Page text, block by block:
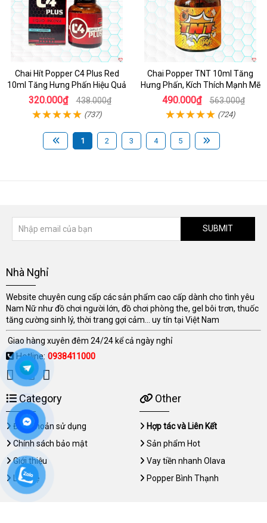
Chai Hít Popper C4 Plus Red
10ml Tăng Hưng Phấn Hiệu Quả
320.000₫ 438.000₫
(737)
Chai Popper TNT 10ml Tăng
Hưng Phấn, Kích Thích Mạnh Mẽ
490.000₫ 563.000₫
(724)
1 2 3 4 5
SUBMIT
Nhà Nghỉ
Website chuyên cung cấp các sản phẩm cao cấp dành cho tình yêu
Nam Nữ như đồ chơi người lớn, đồ chơi phòng the, gel bôi trơn, thuốc
tăng cường sinh lý, thời trang gợi cảm... uy tín tại Việt Nam
Giao hàng xuyên đêm 24/24 kể cả ngày nghỉ
Hotline: 0938411000
Category
Điều khoản sử dụng
Chính sách bảo mật
Giới thiệu
Liên hệ
Other
Hợp tác và Liên Kết
Sản phẩm Hot
Vay tiền nhanh Olava
Popper Bình Thạnh